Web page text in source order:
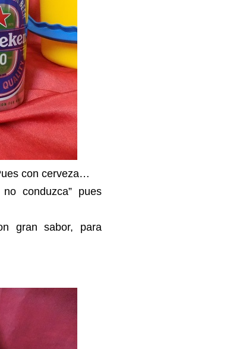
con cerveza…
conduzca” pues
gran sabor, para